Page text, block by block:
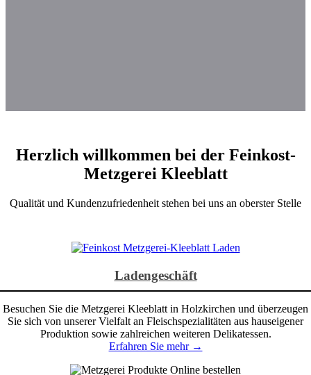
Herzlich willkommen bei der Feinkost-
Metzgerei Kleeblatt
Qualität und Kundenzufriedenheit stehen bei uns an oberster Stelle
Ladengeschäft
Besuchen Sie die Metzgerei Kleeblatt in Holzkirchen und überzeugen
Sie sich von unserer Vielfalt an Fleischspezialitäten aus hauseigener
Produktion sowie zahlreichen weiteren Delikatessen.
Erfahren Sie mehr →